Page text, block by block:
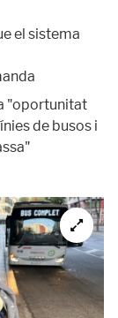
el sistema
"oportunitat
de busos i